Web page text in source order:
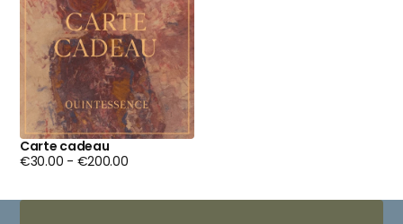
Carte cadeau
Minimum
€30.00 - Maximum
€200.00